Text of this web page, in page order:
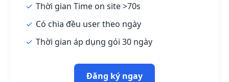
Thời gian Time on site >70s
Có chia đều user theo ngày
Thời gian áp dụng gói 30 ngày
Đăng ký ngay